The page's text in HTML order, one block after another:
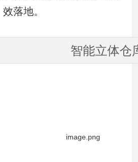
效落地。
智能立体仓